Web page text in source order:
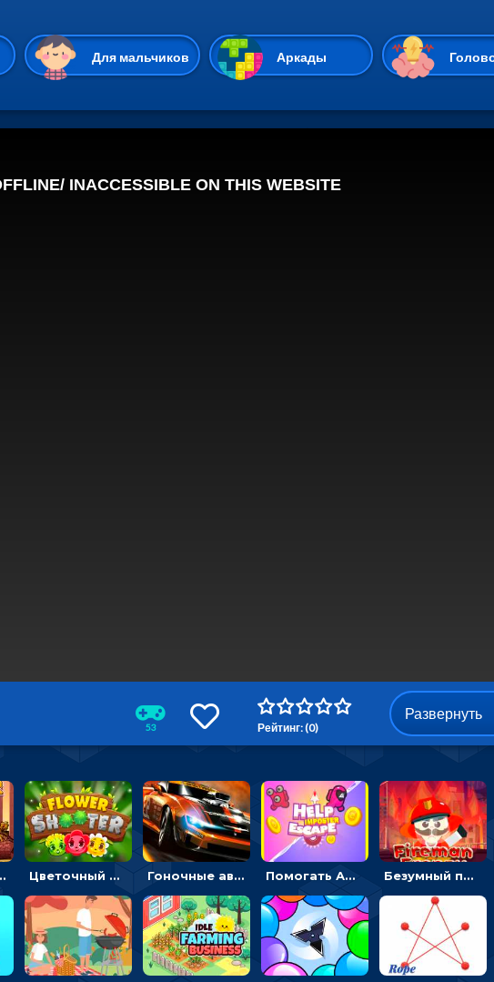
Для мальчиков Аркады
Казуальные Веселые 3D
53 Рейтинг: (0)
Развернуть
и руби дерево Цветочный шутер: стрелять пчелками по цветам Гоночные авто в пазлах: разбей картинку и собери снова Помогать Амонг Ас бежать из комнаты через преграды - приключения Безумный пожарный: направлять шланг, чтобы тушить горящие бревна